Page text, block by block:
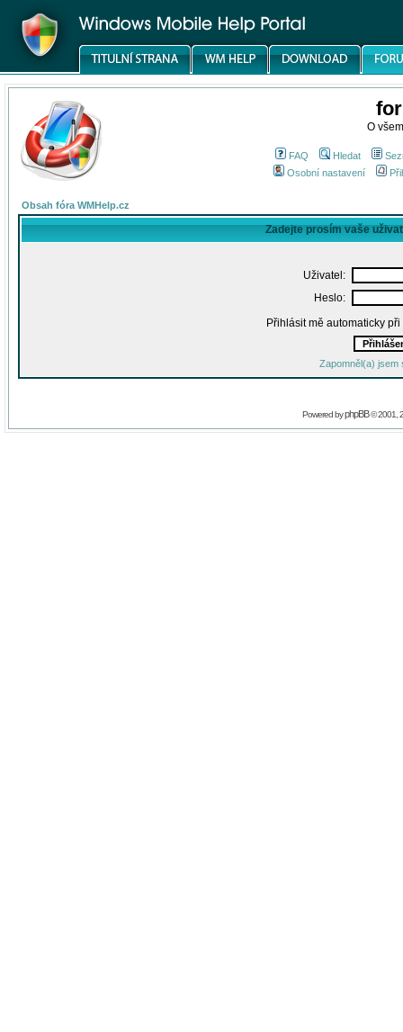
O
FAQ Hledat
Osobní nastavení
Obsah fóra WMHelp.cz
Zadejte prosím vaše
Uživatel:
Heslo:
Přihlásit mě automaticky
Zapomněl(a) jsem
Powered byphpBB© 2001,